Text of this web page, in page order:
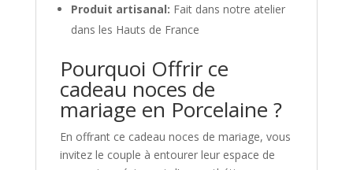
Produit artisanal: Fait dans notre atelier
dans les Hauts de France
Pourquoi Offrir ce
cadeau noces de
mariage en Porcelaine ?
En offrant ce cadeau noces de mariage, vous
invitez le couple à entourer leur espace de